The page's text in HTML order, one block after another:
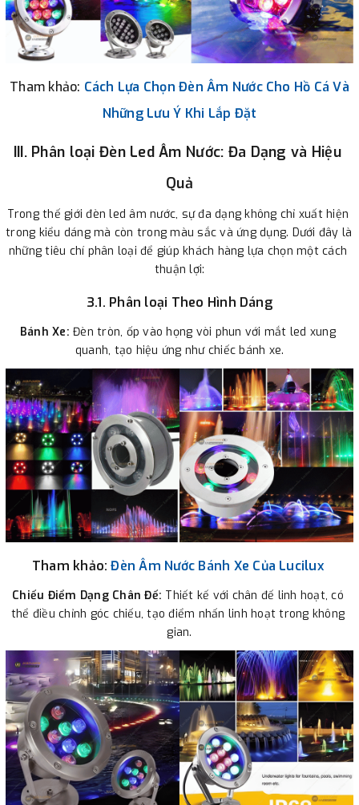
Tham khảo: Cách Lựa Chọn Đèn Âm Nước Cho Hồ Cá Và
Những Lưu Ý Khi Lắp Đặt
III. Phân loại Đèn Led Âm Nước: Đa Dạng và Hiệu
Quả
Trong thế giới đèn led âm nước, sự đa dạng không chỉ xuất hiện
trong kiểu dáng mà còn trong màu sắc và ứng dụng. Dưới đây là
những tiêu chí phân loại để giúp khách hàng lựa chọn một cách
thuận lợi:
3.1. Phân loại Theo Hình Dáng
Bánh Xe: Đèn tròn, ốp vào họng vòi phun với mắt led xung
quanh, tạo hiệu ứng như chiếc bánh xe.
Tham khảo:Đèn Âm Nước Bánh Xe Của Lucilux
Chiếu Điểm Dạng Chân Đế: Thiết kế với chân đế linh hoạt, có
thể điều chỉnh góc chiếu, tạo điểm nhấn linh hoạt trong không
gian.